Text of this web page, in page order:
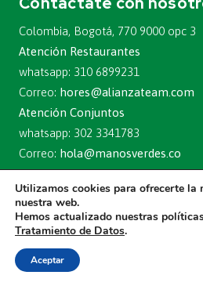
Colombia, Bogotá, 770 9000 opc 3
Atención Restaurantes
whatsapp: 310 6899231
Correo: hores@alianzateam.com
Atención Conjuntos
whatsapp: 302 3341783
Correo: hola@manosverdes.co
Trabaja con nosotros
© 2020 TEAM FOODS COLOMBIA S.A.
MANOS VERDES
Utilizamos cookies para ofrecerte la
nuestra web.
Hemos actualizado nuestras
Tratamiento de Datos.
Aceptar